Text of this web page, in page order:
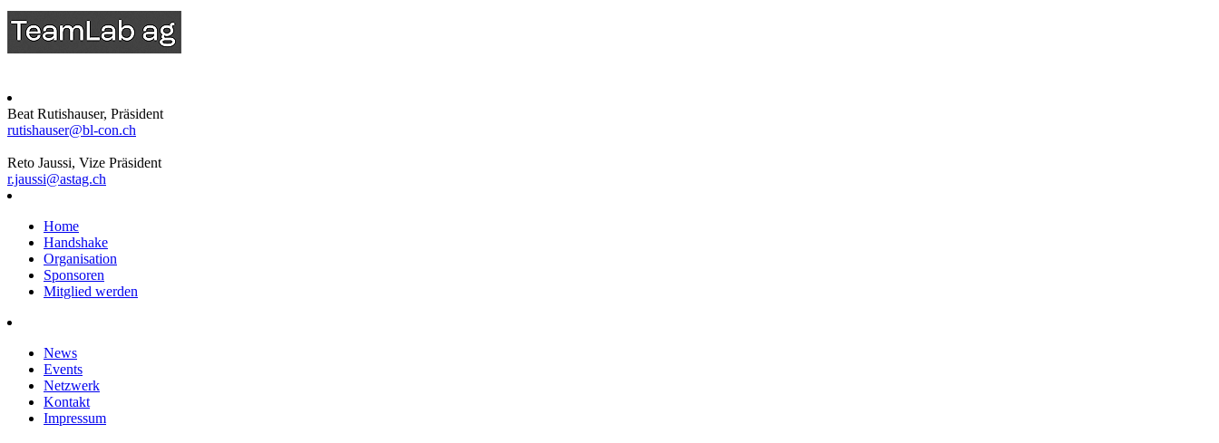
Beat Rutishauser, Präsident
rutishauser@bl-con.ch
Reto Jaussi, Vize Präsident
r.jaussi@astag.ch
Home
Handshake
Organisation
Sponsoren
Mitglied werden
News
Events
Netzwerk
Kontakt
Impressum